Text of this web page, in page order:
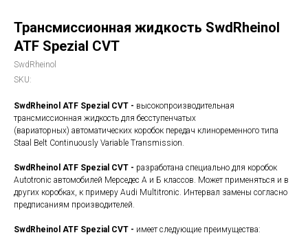
Трансмиссионная жидкость SwdRheinol
ATF Spezial CVT
SwdRheinol
SKU:
SwdRheinol ATF Spezial CVT - высокопроизводительная
трансмиссионная жидкость для бесступенчатых
(вариаторных) автоматических коробок передач клиноременного типа
Staal Belt Continuously Vаriable Transmission.
SwdRheinol ATF Spezial CVT - разработана специально для коробок
Autotronic автомобилей Мерседес А и Б классов. Может применяться и в
других коробках, к примеру Audi Multitronic. Интервал замены согласно
предписаниям производителей.
SwdRheinol ATF Spezial CVT - имеет следующие преимущества: